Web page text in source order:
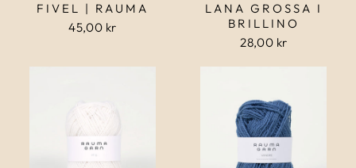
FIVEL | RAUMA
45,00 kr
LANA GROSSA I
BRILLINO
28,00 kr